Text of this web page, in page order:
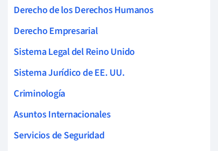
Derecho de los Derechos Humanos
Derecho Empresarial
Sistema Legal del Reino Unido
Sistema Jurídico de EE. UU.
Criminología
Asuntos Internacionales
Servicios de Seguridad